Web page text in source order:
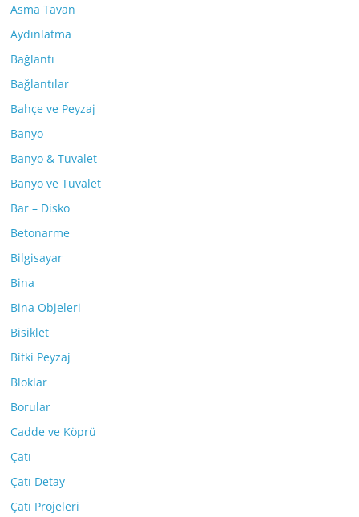
Asma Tavan
Aydınlatma
Bağlantı
Bağlantılar
Bahçe ve Peyzaj
Banyo
Banyo & Tuvalet
Banyo ve Tuvalet
Bar – Disko
Betonarme
Bilgisayar
Bina
Bina Objeleri
Bisiklet
Bitki Peyzaj
Bloklar
Borular
Cadde ve Köprü
Çatı
Çatı Detay
Çatı Projeleri